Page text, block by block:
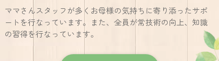
ママさんスタッフが多くお母様の気持ちに寄り添ったサポ
ートを行なっています。また、全員が常技術の向上、知識
の習得を行なっています。